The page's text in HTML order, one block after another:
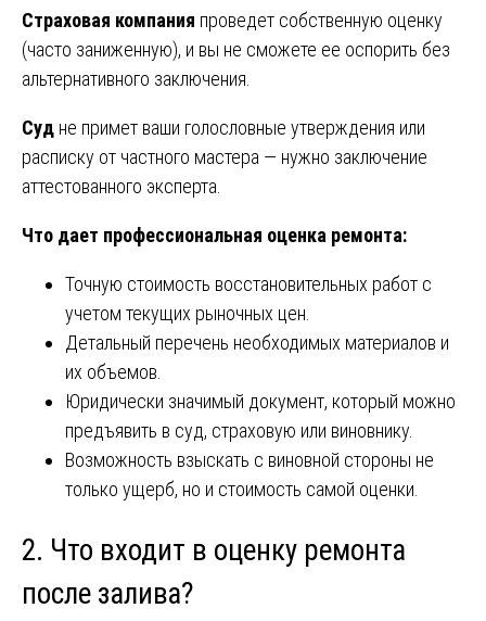
Страховая компания проведет собственную оценку
(часто заниженную), и вы не сможете ее оспорить без
альтернативного заключения.
Суд не примет ваши голословные утверждения или
расписку от частного мастера — нужно заключение
аттестованного эксперта.
Что дает профессиональная оценка ремонта:
Точную стоимость восстановительных работ с
учетом текущих рыночных цен.
Детальный перечень необходимых материалов и
их объемов.
Юридически значимый документ, который можно
предъявить в суд, страховую или виновнику.
Возможность взыскать с виновной стороны не
только ущерб, но и стоимость самой оценки.
2. Что входит в оценку ремонта
после залива?